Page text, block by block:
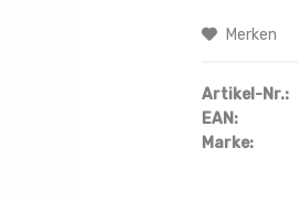
Merken
Artikel-Nr.:
EAN:
Marke: